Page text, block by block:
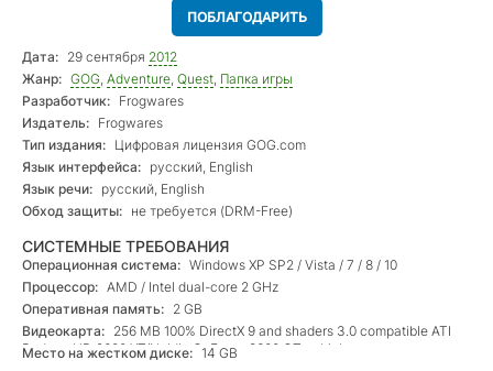
ПОБЛАГОДАРИТЬ
Дата: 29 сентября 2012
Жанр: GOG, Adventure, Quest, Папка игры
Разработчик: Frogwares
Издатель: Frogwares
Тип издания: Цифровая лицензия GOG.com
Язык интерфейса: русский, English
Язык речи: русский, English
Обход защиты: не требуется (DRM-Free)
СИСТЕМНЫЕ ТРЕБОВАНИЯ
Операционная система: Windows XP SP2 / Vista / 7 / 8 / 10
Процессор: AMD / Intel dual-core 2 GHz
Оперативная память: 2 GB
Видеокарта: 256 MB 100% DirectX 9 and shaders 3.0 compatible ATI
Radeon HD 2600 XT/Nvidia GeForce 8600 GT or higher
Место на жестком диске: 14 GB